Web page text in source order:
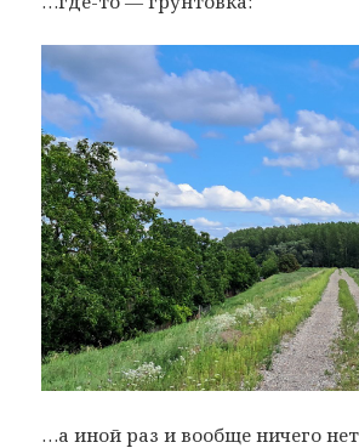
…а иной раз и вообще ничего